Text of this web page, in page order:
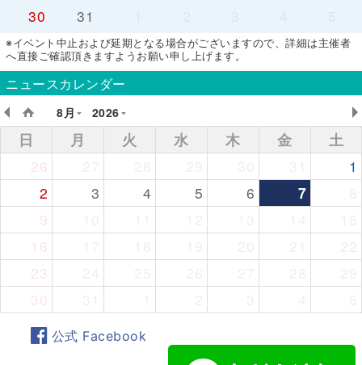
30
31 5
※イベント中止および延期となる場合がございますので、詳細は主催者
へ直接ご確認頂きますようお願い申し上げます。
ニュースカレンダー
8月
2026
日 月 火 水 木 金
土
26
1
2
3 4 5 6 7
8
9
15
16
22
23
29
30
5
公式 Facebook